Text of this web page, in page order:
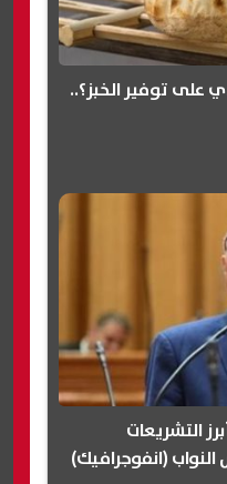
على توفير الخبز؟..
التشريعات
(انفوجرافيك)